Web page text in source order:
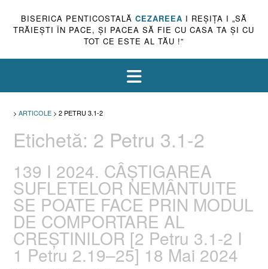
BISERICA PENTICOSTALĂ CEZAREEA I REŞIŢA I „SĂ
TRĂIEŞTI ÎN PACE, ŞI PACEA SĂ FIE CU CASA TA ŞI CU
TOT CE ESTE AL TĂU !”
> ARTICOLE > 2 PETRU 3.1-2
Etichetă: 2 Petru 3.1-2
139 I 2024. CÂȘTIGAREA
SUFLETELOR NEMÂNTUITE
SE POATE FACE PRIN MODUL
DE COMPORTARE AL
CREȘTINILOR [2 Petru 3.1-2 I
1 Petru 2.19–25] 18 Mai 2024